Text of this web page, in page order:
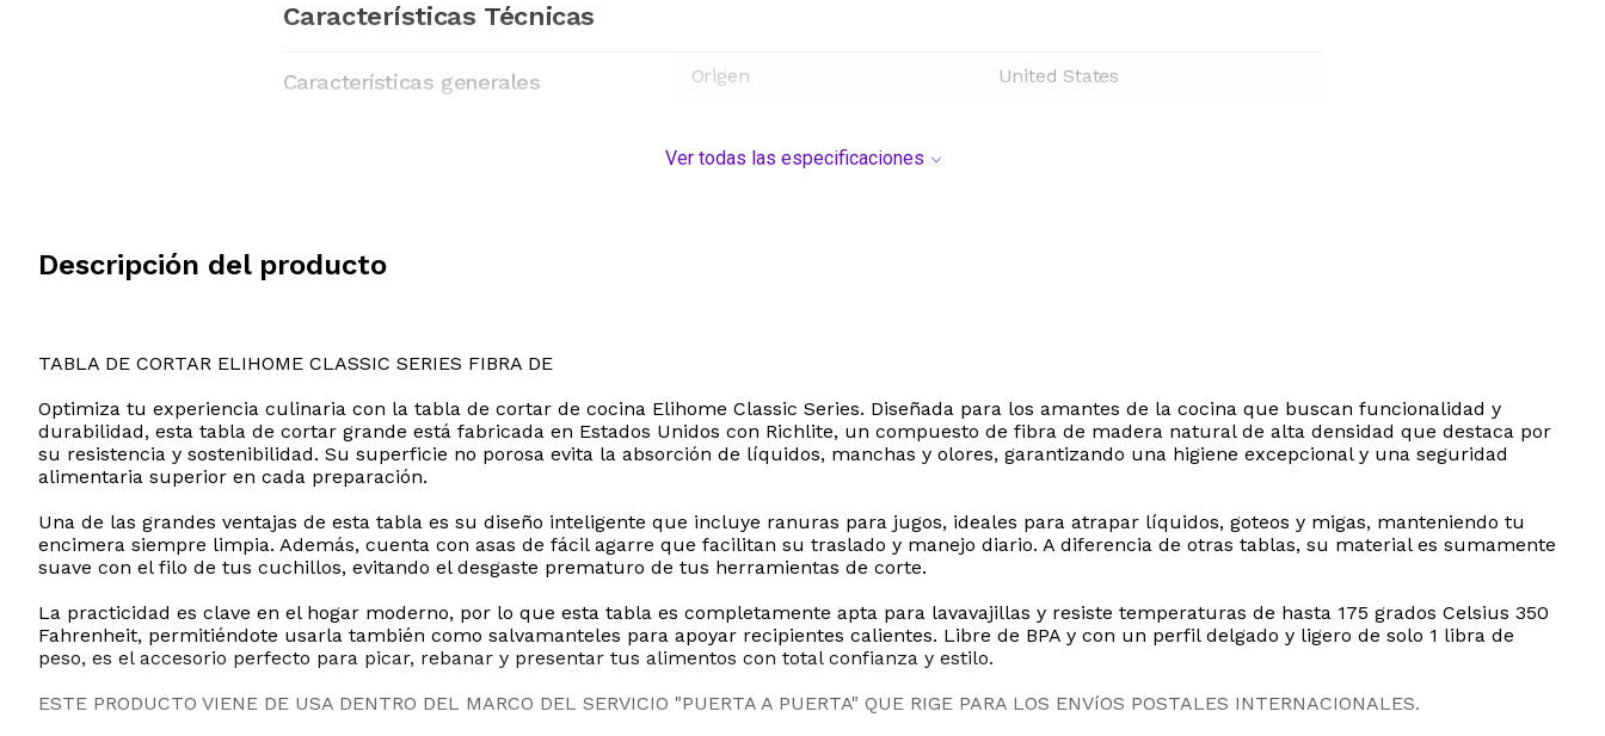
Características Técnicas
Características generales Origen United States
Ver todas las especificaciones
Descripción del producto
TABLA DE CORTAR ELIHOME CLASSIC SERIES FIBRA DE
Optimiza tu experiencia culinaria con la tabla de cortar de cocina Elihome Classic Series. Diseñada para los amantes de la cocina que buscan funcionalidad y
durabilidad, esta tabla de cortar grande está fabricada en Estados Unidos con Richlite, un compuesto de fibra de madera natural de alta densidad que destaca por
su resistencia y sostenibilidad. Su superficie no porosa evita la absorción de líquidos, manchas y olores, garantizando una higiene excepcional y una seguridad
alimentaria superior en cada preparación.
Una de las grandes ventajas de esta tabla es su diseño inteligente que incluye ranuras para jugos, ideales para atrapar líquidos, goteos y migas, manteniendo tu
encimera siempre limpia. Además, cuenta con asas de fácil agarre que facilitan su traslado y manejo diario. A diferencia de otras tablas, su material es sumamente
suave con el filo de tus cuchillos, evitando el desgaste prematuro de tus herramientas de corte.
La practicidad es clave en el hogar moderno, por lo que esta tabla es completamente apta para lavavajillas y resiste temperaturas de hasta 175 grados Celsius 350
Fahrenheit, permitiéndote usarla también como salvamanteles para apoyar recipientes calientes. Libre de BPA y con un perfil delgado y ligero de solo 1 libra de
peso, es el accesorio perfecto para picar, rebanar y presentar tus alimentos con total confianza y estilo.
ESTE PRODUCTO VIENE DE USA DENTRO DEL MARCO DEL SERVICIO "PUERTA A PUERTA" QUE RIGE PARA LOS ENVíOS POSTALES INTERNACIONALES.